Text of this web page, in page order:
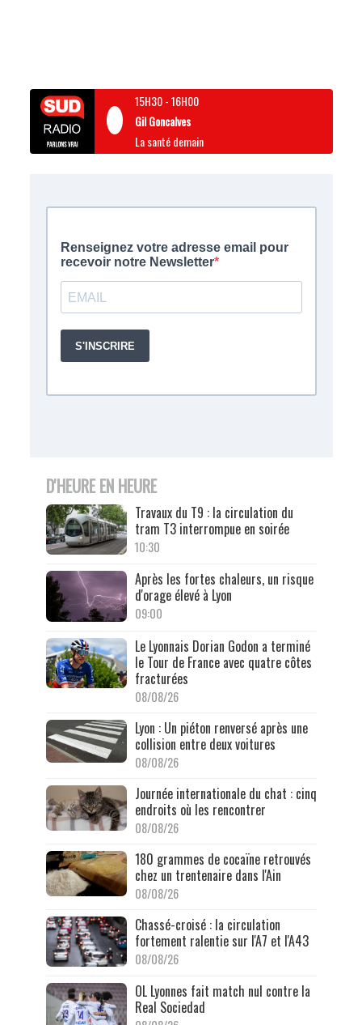
15H30-16H00
Gil Goncalves
La santé demain
D'HEURE EN HEURE
Travaux du T9 : la circulation du
tram T3 interrompue en soirée
10:30
Après les fortes chaleurs, un risque
d'orage élevé à Lyon
09:00
Le Lyonnais Dorian Godon a terminé
le Tour de France avec quatre côtes
fracturées
08/08/26
Lyon : Un piéton renversé après une
collision entre deux voitures
08/08/26
Journée internationale du chat : cinq
endroits où les rencontrer
08/08/26
180 grammes de cocaïne retrouvés
chez un trentenaire dans l'Ain
08/08/26
Chassé-croisé : la circulation
fortement ralentie sur l'A7 et l'A43
08/08/26
OL Lyonnes fait match nul contre la
Real Sociedad